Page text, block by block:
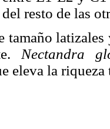
resto de las
tamaño
Nectandra
eleva la riqueza